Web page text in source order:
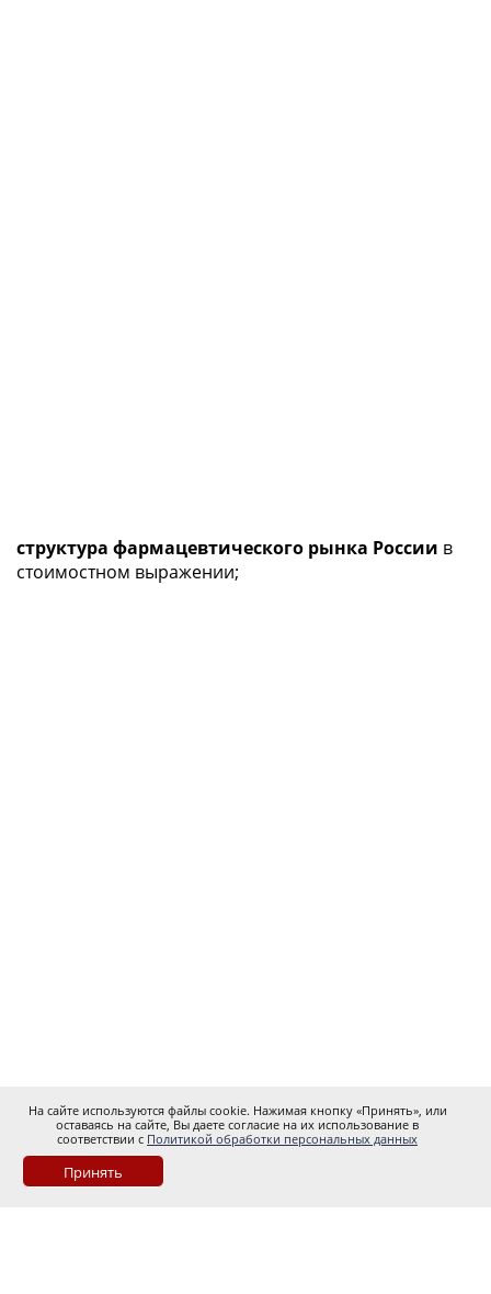
На сайте используются файлы cookie. Нажимая кнопку «Принять», или
оставаясь на сайте, Вы даете согласие на их использование в
соответствии с Политикой обработки персональных данных
Принять
структура фармацевтического рынка России в
стоимостном выражении;